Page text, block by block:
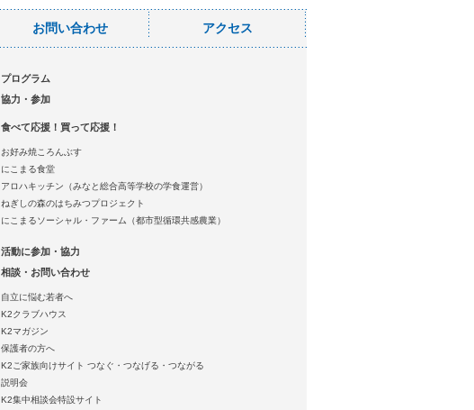
お問い合わせ アクセス
プログラム
協力・参加
食べて応援！買って応援！
お好み焼ころんぶす
にこまる食堂
アロハキッチン（みなと総合高等学校の学食運営）
ねぎしの森のはちみつプロジェクト
にこまるソーシャル・ファーム（都市型循環共感農業）
活動に参加・協力
相談・お問い合わせ
自立に悩む若者へ
K2クラブハウス
K2マガジン
保護者の方へ
K2ご家族向けサイト つなぐ・つなげる・つながる
説明会
K2集中相談会特設サイト